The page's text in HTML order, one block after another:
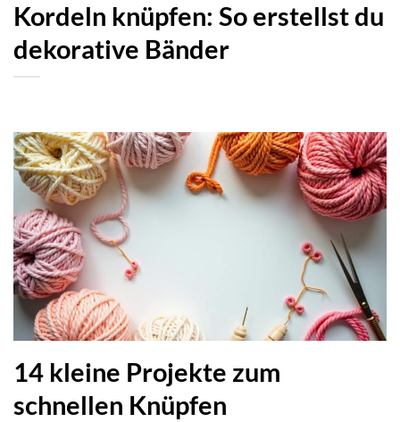
Kordeln knüpfen: So erstellst du
dekorative Bänder
14 kleine Projekte zum
schnellen Knüpfen